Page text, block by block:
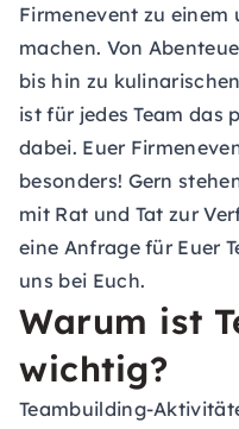
Firmenevent zu einem
machen. Von
bis hin zu
ist für jedes Team das
dabei. Euer
besonders! Gern
mit Rat und Tat zur
eine Anfrage für Euer
uns bei Euch.
Warum ist
wichtig?
Teambuilding-